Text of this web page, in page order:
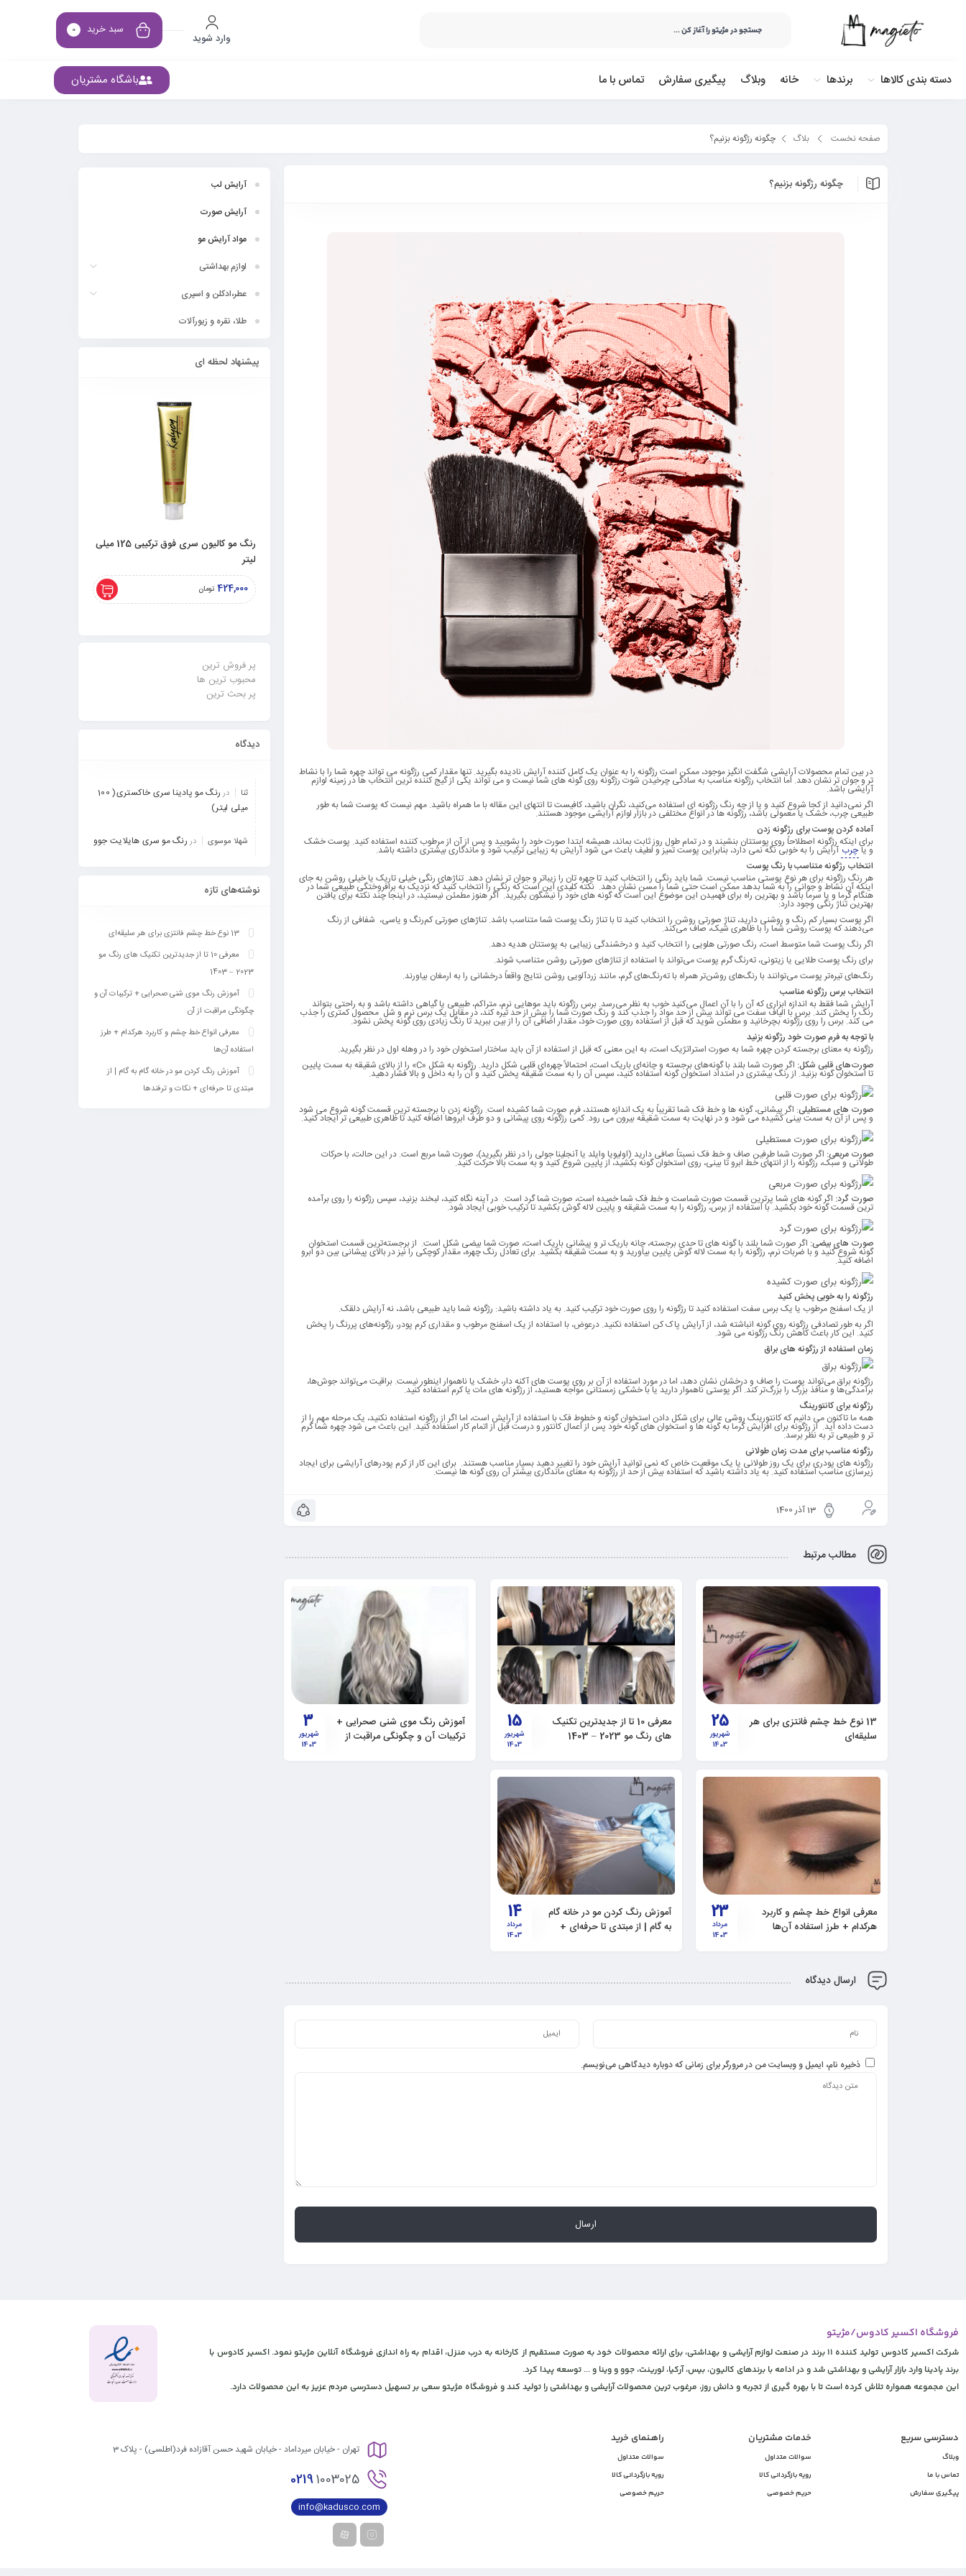
وارد شوید
سبد خرید 0
دسته بندی کالاها برندها خانه وبلاگ پیگیری سفارش تماس با ما باشگاه مشتریان
صفحه نخست بلاگ چگونه رژگونه بزنیم؟
چگونه رژگونه بزنیم؟
در بین تمام محصولات آرایشی شگفت انگیز موجود، ممکن است رژگونه را به عنوان یک کامل کننده آرایش نادیده بگیرید. تنها مقدار کمی رژگونه می تواند چهره شما را با نشاط
تر و جوان تر نشان دهد. اما انتخاب رژگونه مناسب به سادگی چرخیدن شوت رژگونه روی گونه های شما نیست و می تواند یکی از گیج کننده ترین انتخاب ها در زمینه لوازم
آرایشی باشد.
اگر نمی‌دانید از کجا شروع کنید و یا از چه رنگ رژگونه ای استفاده می‌کنید، نگران باشید، کافیست تا انتهای این مقاله با ما همراه باشید. مهم نیست که پوست شما به طور
طبیعی چرب، خشک یا معمولی باشد، رژگونه ها در انواع مختلفی در بازار لوازم آرایشی موجود هستند.
آماده کردن پوست برای رژگونه زدن
برای اینکه رژگونه‌ اصطلاحاً روی پوستتان بنشیند و در تمام طول روز ثابت بماند، همیشه ابتدا صورت خود را بشویید و پس از آن از مرطوب کننده استفاده کنید. پوست خشک
و یاچرب آرایش را به خوبی نگه نمی دارد، بنابراین پوست تمیز و لطیف باعث می شود آرایش به زیبایی ترکیب شود و ماندگاری بیشتری داشته باشد.
انتخاب رژگونه متناسب با رنگ پوست
هر رنگ رژگونه برای هر نوع پوستی مناسب نیست. شما باید رنگی را انتخاب کنید تا چهره تان را زیباتر و جوان تر نشان دهد. تناژهای رنگی خیلی تاریک یا خیلی روشن به جای
اینکه آن نشاط و جوانی را به شما بدهد ممکن است حتی شما را مسن نشان دهد. نکته کلیدی این است که رنگی را انتخاب کنید که نزدیک به برافروختگی طبیعی شما در
هنگام گرما و یا سرما باشد و بهترین راه برای فهمیدن این موضوع این است که گونه های خود را نیشگون بگیرید. اگر هنوز مطمئن نیستید، در اینجا چند نکته برای یافتن
بهترین تناژ رنگی وجود دارد:
اگر پوست بسیار کم رنگ و روشنی دارید، تناژ صورتی روشن را انتخاب کنید تا با تناژ رنگ پوست شما متناسب باشد. تناژهای صورتی کم‌رنگ و یاسی، شفافی از رنگ
می‌دهند که پوست روشن شما را با ظاهری شیک، صاف می‌کند.
اگر رنگ پوست شما متوسط ​​است، رنگ صورتی هلویی را انتخاب کنید و درخشندگی زیبایی به پوستتان هدیه دهد.
برای رنگ پوست طلایی یا زیتونی، ته‌رنگ‌ گرم پوست می‌تواند با استفاده از تناژهای صورتی‌ روشن‌ متناسب شوند.
رنگ‌های تیره‌تر پوست می‌توانند با رنگ‌های روشن‌تر همراه با ته‌رنگ‌های گرم، مانند زردآلویی روشن نتایج واقعاً درخشانی را به ارمغان بیاورند.
انتخاب برس رژگونه مناسب
آرایش شما فقط به اندازه ابزاری که آن را با آن اعمال می‌کنید خوب به نظر می‌رسد. برس رژگونه باید موهایی نرم، متراکم، طبیعی یا گیاهی داشته باشد و به راحتی بتواند
رنگ را پخش کند. برس با الیاف سفت می تواند بیش از حد مواد را جذب کند و رنگ صورت شما را بیش از حد تیره کند، در مقابل یک برس نرم و شل محصول کمتری را جذب
می کند. برس را روی رژگونه بچرخانید و مطمئن شوید که قبل از استفاده روی صورت خود، مقدار اضافی آن را از بین ببرید تا رنگ زیادی روی گونه پخش نشود.
با توجه به فرم صورت خود رژگونه بزنید
رژگونه به معنای برجسته کردن چهره شما به صورت استراتژیک است، به این معنی که قبل از استفاده از آن باید ساختار استخوان خود را در وهله اول در نظر بگیرید.
صورت‌های قلبی شکل:
اگر صورت شما بلند با گونه‌های برجسته و چانه‌ای باریک است، احتمالاً چهره‌ای قلبی شکل دارید. رژگونه به شکل «C» را از بالای شقیقه به سمت پایین
تا استخوان گونه بزنید. از رنگ بیشتری در امتداد استخوان گونه استفاده کنید، سپس آن را به سمت شقیقه پخش کنید و آن را به داخل و بالا فشار دهید.
صورت های مستطیلی: اگر پیشانی، گونه ها و خط فک شما تقریباً به یک اندازه هستند، فرم صورت شما کشیده است. رژگونه زدن با برجسته ترین قسمت گونه شروع می شود
و پس از آن به سمت بینی کشیده می شود و در نهایت به سمت شقیقه بیرون می رود. کمی رژگونه روی پیشانی و دو طرف ابروها اضافه کنید تا ظاهری طبیعی تر ایجاد کنید.
صورت مربعی: اگر صورت شما طرفین صاف و خط فک نسبتاً صافی دارید (اولیویا وایلد یا آنجلینا جولی را در نظر بگیرید)، صورت شما مربع است. در این حالت، با حرکات
طولانی و سبک، رژگونه را از انتهای خط ابرو تا بینی، روی استخوان گونه بکشید، از پایین شروع کنید و به سمت بالا حرکت کنید.
صورت گرد: اگر گونه های شما پرترین قسمت صورت شماست و خط فک شما خمیده است، صورت شما گرد است. در آینه نگاه کنید، لبخند بزنید، سپس رژگونه را روی برآمده
ترین قسمت گونه خود بکشید. با استفاده از برس، رژگونه را به سمت شقیقه و پایین لاله گوش بکشید تا ترکیب خوبی ایجاد شود.
صورت های بیضی: اگر صورت شما بلند با گونه های تا حدی برجسته، چانه باریک تر و پیشانی باریک است، صورت شما بیضی شکل است. از برجسته‌ترین قسمت استخوان
گونه شروع کنید و با ضربات نرم، رژگونه را به سمت لاله گوش پایین بیاورید و به سمت شقیقه بکشید. برای تعادل رنگ چهره، مقدار کوچکی را نیز در بالای پیشانی بین دو ابرو
اضافه کنید.
رژگونه را به خوبی پخش کنید
از یک اسفنج مرطوب یا یک برس سفت استفاده کنید تا رژگونه را روی صورت خود ترکیب کنید. به یاد داشته باشید: رژگونه شما باید طبیعی باشد، نه آرایش دلقک.
اگر به طور تصادفی رژگونه روی گونه انباشته شد، از آرایش پاک کن استفاده نکنید. درعوض، با استفاده از یک اسفنج مرطوب و مقداری کرم پودر، رژگونه‌های پررنگ را پخش
کنید. این کار باعث کاهش رنگ رژگونه می شود.
زمان استفاده از رژگونه های براق
رژگونه براق می‌تواند پوست را صاف و درخشان نشان دهد، اما در مورد استفاده از آن بر روی پوست های آکنه دار، خشک یا ناهموار اینطور نیست. براقیت می‌تواند جوش‌ها،
برآمدگی‌ها و منافذ بزرگ را بزرگ‌تر کند. اگر پوستی ناهموار دارید یا با خشکی زمستانی مواجه هستید، از رژگونه های مات یا کرم استفاده کنید.
رژگونه برای کانتورینگ
همه ما تاکنون می دانیم که کانتورینگ روشی عالی برای شکل دادن استخوان گونه و خطوط فک با استفاده از آرایش است، اما اگر از رژگونه استفاده نکنید، یک مرحله مهم را از
دست داده اید. از رژگونه برای افزایش گرما به گونه ها و استخوان های گونه خود پس از اعمال کانتور و درست قبل از اتمام کار استفاده کنید. این باعث می شود چهره شما گرم
تر و طبیعی تر به نظر برسد.
رژگونه مناسب برای مدت زمان طولانی
رژگونه های پودری برای یک روز طولانی یا یک موقعیت خاص که نمی توانید آرایش خود را تغییر دهید بسیار مناسب هستند. برای این کار از کرم پودرهای آرایشی برای ایجاد
زیرسازی مناسب استفاده کنید. به یاد داشته باشید که استفاده بیش از حد از رژگونه به معنای ماندگاری بیشتر آن روی گونه ها نیست.
13 آذر 1400
مطالب مرتبط
25
شهریور
1403
13 نوع خط چشم فانتزی برای هر
سلیقه‌ای
15
شهریور
1403
های رنگ مو 2023 – 1403
3
شهریور
1403
آموزش رنگ موی شنی صحرایی +
ترکیبات آن و چگونگی مراقبت از
23
مرداد
1403
معرفی انواع خط چشم و کاربرد
هرکدام + طرز استفاده آن‌ها
14
مرداد
1403
آموزش رنگ کردن مو در خانه گام
به گام | از مبتدی تا حرفه‌ای +
ارسال دیدگاه
ذخیره نام، ایمیل و وبسایت من در مرورگر برای زمانی که دوباره دیدگاهی می‌نویسم.
آرایش لب
آرایش صورت
مواد آرایش مو
لوازم بهداشتی
عطر،ادکلن و اسپری
طلا، نقره و زیورآلات
پیشنهاد لحظه ای
رنگ مو کالیون سری فوق ترکیبی 125 میلی
لیتر
424,000 تومان
پر فروش ترین
محبوب ترین ها
پر بحث ترین
دیدگاه
ثنا در
رنگ مو پادینا سری خاکستری( 100
میلی لیتر)
شهلا موسوی دررنگ مو سری هایلایت جوو
نوشته‌های تازه
13 نوع خط چشم فانتزی برای هر سلیقه‌ای
معرفی 10 تا از جدیدترین تکنیک‎ های رنگ مو
2023 – 1403
آموزش رنگ موی شنی صحرایی + ترکیبات آن و
چگونگی مراقبت از آن
معرفی انواع خط چشم و کاربرد هرکدام + طرز
استفاده آن‌ها
آموزش رنگ کردن مو در خانه گام به گام | از
مبتدی تا حرفه‌ای + نکات و ترفندها
فروشگاه اکسیر کادوس/مژیتو
شرکت اکسیر کادوس تولید کننده 11 برند در صنعت لوازم آرایشی و بهداشتی، برای ارائه محصولات خود به صورت مستقیم از کارخانه به درب منزل، اقدام به راه اندازی فروشگاه آنلاین مژیتو نمود. اکسیر کادوس با
برند پادینا وارد بازار آرایشی و بهداشتی شد و در ادامه با برندهای کالیون، بیس، آرکیا، لورینت، جوو و وینا و ... توسعه پیدا کرد.
این مجموعه همواره تلاش کرده است تا با بهره گیری از تجربه و دانش روز، مرغوب ترین محصولات آرایشی و بهداشتی را تولید کند و فروشگاه مژیتو سعی بر تسهیل دسترسی مردم عزیز به این محصولات دارد.
دسترسی سریع
وبلاگ
تماس با ما
پیگیری سفارش
خدمات مشتریان
سوالات متداول
رویه بازگردانی کالا
حریم خصوصی
راهـنمای خرید
سوالات متداول
رویه بازگردانی کالا
حریم خصوصی
تهران - خیابان میرداماد - خیابان شهید حسن آقازاده فرد(اطلسی) - پلاک 3
02191003025
info@kadusco.com